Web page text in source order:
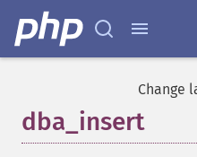
Change
dba_insert